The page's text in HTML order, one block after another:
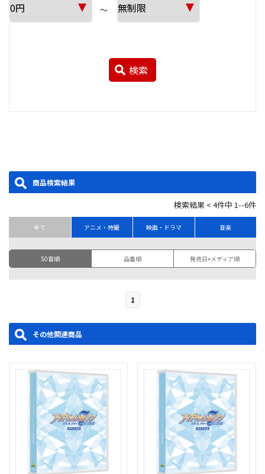
～
検索
商品検索結果
検索結果 < 4件中 1--6件
全て アニメ・特撮 映画・ドラマ 音楽
50音順 品番順 発売日+メディア順
1
その他関連商品